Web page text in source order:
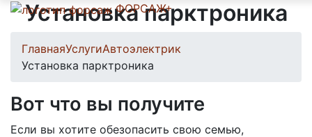
ФОРСАЖ+
Установка парктроника
ГлавнаяУслугиАвтоэлектрик
Установка парктроника
Вот что вы получите
Если вы хотите обезопасить свою семью,